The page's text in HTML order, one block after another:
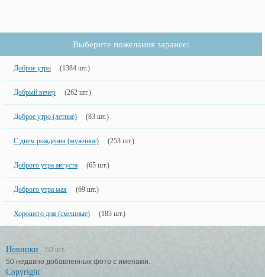
Выберите пожелания заранее:
Доброе утро (1384 шт.)
Добрый вечер (262 шт.)
Доброе утро (летние) (83 шт.)
С днем рождения (мужчине) (253 шт.)
Доброго утра августа (65 шт.)
Доброго утра мая (69 шт.)
Хорошего дня (смешные) (183 шт.)
Новинки
50 шт.
50 недавно добавленных фото с именами.
Copyright